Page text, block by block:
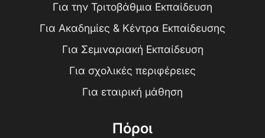
Για την Τριτοβάθμια Εκπαίδευση
Για Ακαδημίες & Κέντρα Εκπαίδευσης
Για Σεμιναριακή Εκπαίδευση
Για σχολικές περιφέρειες
Για εταιρική μάθηση
Πόροι